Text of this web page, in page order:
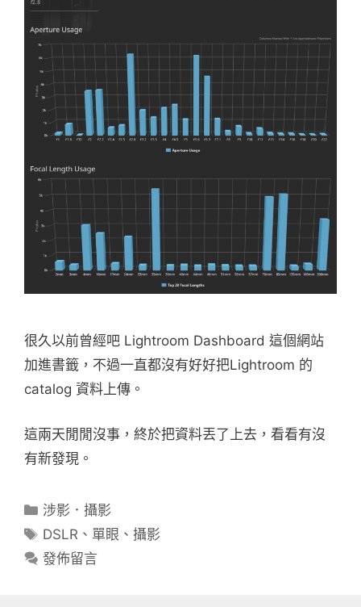
很久以前曾經吧 Lightroom Dashboard 這個網站
加進書籤，不過一直都沒有好好把Lightroom 的
catalog 資料上傳。
這兩天閒閒沒事，終於把資料丟了上去，看看有沒
有新發現。
分
類
涉影．攝影
標
籤
DSLR 、 單眼 、攝影
發佈留言